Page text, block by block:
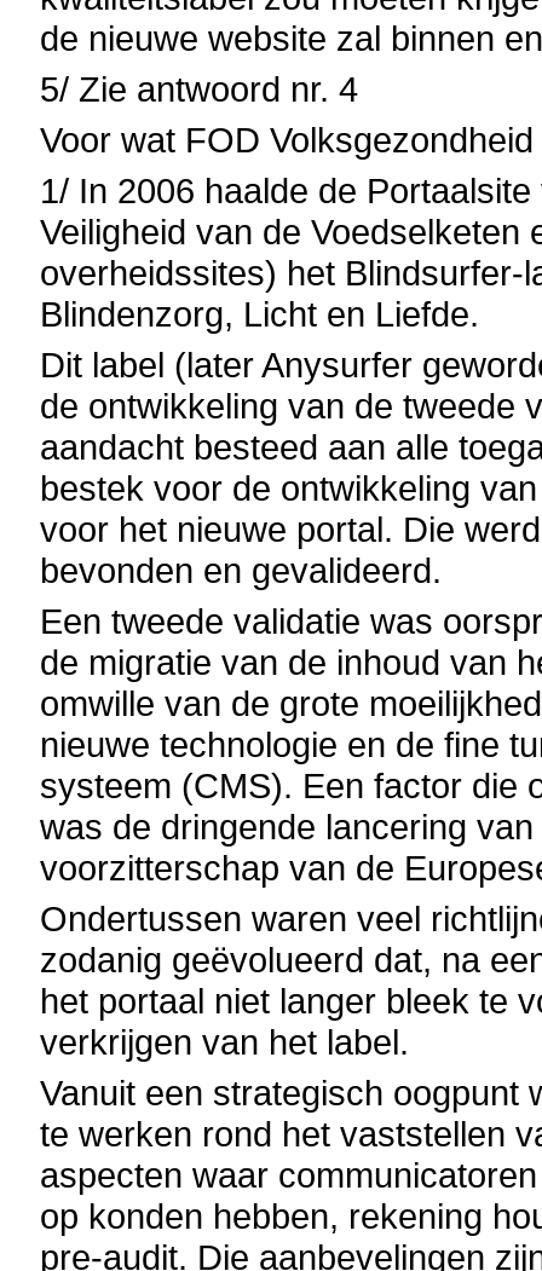
de nieuwe website zal binnen
5/ Zie antwoord nr. 4
Voor wat FOD
1/ In 2006 haalde de
Veiligheid van de
overheidssites) het Blindsurfer-
Blindenzorg, Licht en Liefde.
Dit label (later Anysurfer
de ontwikkeling van de tweede
aandacht besteed aan alle
bestek voor de ontwikkeling
voor het nieuwe portal. Die
bevonden en gevalideerd.
Een tweede validatie was
de migratie van de inhoud van
omwille van de grote
nieuwe technologie en de fine
systeem (CMS). Een factor die
was de dringende lancering
voorzitterschap van de
Ondertussen waren veel
zodanig geëvolueerd dat, na
het portaal niet langer bleek te
verkrijgen van het label.
Vanuit een strategisch oogpunt
te werken rond het vaststellen
aspecten waar
op konden hebben, rekening
pre-audit. Die aanbevelingen